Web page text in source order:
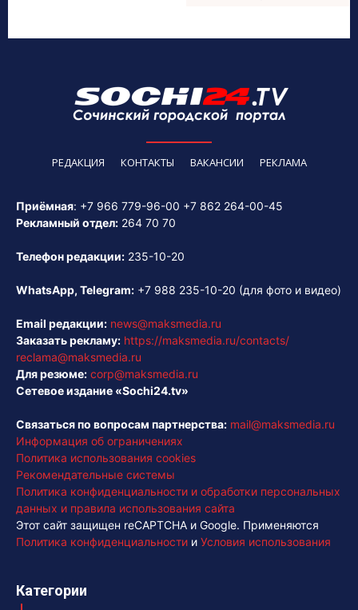
РЕДАКЦИЯ КОНТАКТЫ ВАКАНСИИ РЕКЛАМА
Приёмная: +7 966 779-96-00 +7 862 264-00-45
Рекламный отдел: 264 70 70
Телефон редакции: 235-10-20
WhatsApp, Telegram: +7 988 235-10-20 (для фото и видео)
Email редакции: news@maksmedia.ru
Заказать рекламу: https://maksmedia.ru/contacts/
reclama@maksmedia.ru
Для резюме: corp@maksmedia.ru
Сетевое издание «Sochi24.tv»
Связаться по вопросам партнерства: mail@maksmedia.ru
Информация об ограничениях
Политика использования cookies
Рекомендательные системы
Политика конфиденциальности и обработки персональных
данных и правила использования сайта
Этот сайт защищен reCAPTCHA и Google. Применяются
Политика конфиденциальности и Условия использования
Категории